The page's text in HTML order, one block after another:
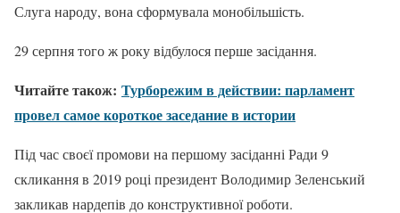
Слуга народу, вона сформувала монобільшість.
29 серпня того ж року відбулося перше засідання.
Читайте також: Турборежим в действии: парламент
провел самое короткое заседание в истории
Під час своєї промови на першому засіданні Ради 9
скликання в 2019 році президент Володимир Зеленський
закликав нардепів до конструктивної роботи.